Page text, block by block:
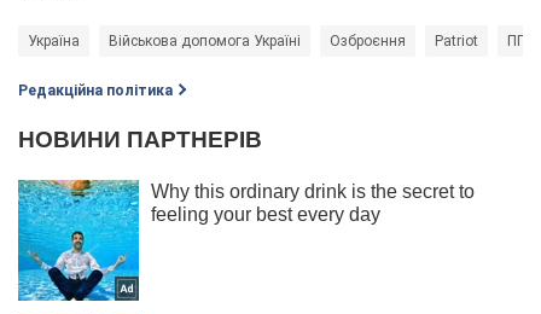
Україна Військова допомога Україні Озброєння Patriot ППО
Редакційна політика